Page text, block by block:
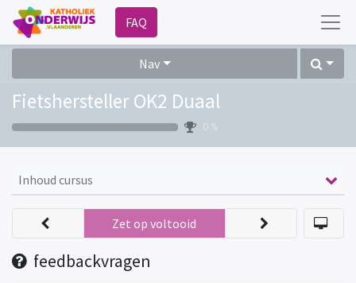
FAQ
Nav
Fietshersteller OK2 Duaal
0 %
Inhoud cursus
feedbackvragen
Zet op voltooid